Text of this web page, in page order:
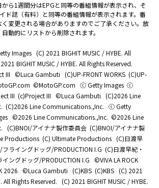
ら1週間分はEPGと同等の番組情報が表示され、そ
ド誌（有料）と同等の番組情報が表示されます。番
変更される場合がありますのでご了承ください。放
動的にリストから削除されます。
Images (C) 2021 BIGHIT MUSIC / HYBE. All
BIGHIT MUSIC / HYBE. All Rights Reserved.
III ©Luca Gambuti (C)UP-FRONT WORKS (C)UP-
©MotoGP.com ⓒ Getty Images ⓒ
III (c)Project III ©Luca Gambuti (C)2026 Line
(C)2026 Line Communications.,Inc. ⓒ Getty
©2026 Line Communications.,Inc. ©2026 Line
(C)BNOI/アイナナ製作委員会 (C)BNOI/アイナナ製
Productions (C) Ultimate Productions (C)日渡早
ライングドッグ/PRODUCTION I.G (C)日渡早紀・
ングドッグ/PRODUCTION I.G ©️VIVA LA ROCK
2026 ©Luca Gambuti (C)KBS (C)KBS (C) 2021
All Rights Reserved. (C) 2021 BIGHIT MUSIC / HYBE.